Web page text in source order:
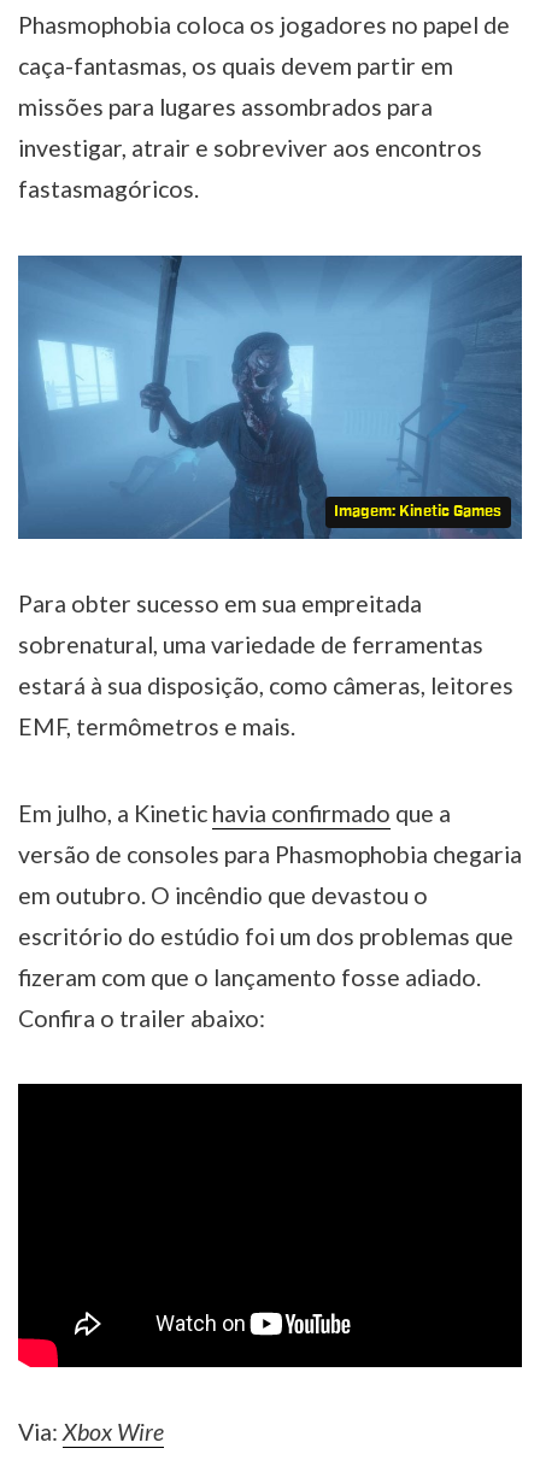
Phasmophobia coloca os jogadores no papel de
caça-fantasmas, os quais devem partir em
missões para lugares assombrados para
investigar, atrair e sobreviver aos encontros
fastasmagóricos.
Imagem: Kinetic Games
Para obter sucesso em sua empreitada
sobrenatural, uma variedade de ferramentas
estará à sua disposição, como câmeras, leitores
EMF, termômetros e mais.
Em julho, a Kinetic havia confirmado que a
versão de consoles para Phasmophobia chegaria
em outubro. O incêndio que devastou o
escritório do estúdio foi um dos problemas que
fizeram com que o lançamento fosse adiado.
Confira o trailer abaixo:
Via: Xbox Wire